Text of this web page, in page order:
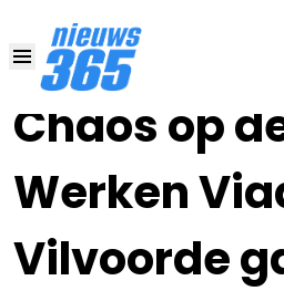
Chaos op
Werken
Vilvoorde
14 JAN , 15:00•